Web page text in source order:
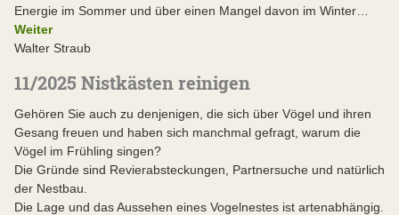
Energie im Sommer und über einen Mangel davon im Winter…
Weiter
Walter Straub
11/2025 Nistkästen reinigen
Gehören Sie auch zu denjenigen, die sich über Vögel und ihren
Gesang freuen und haben sich manchmal gefragt, warum die
Vögel im Frühling singen?
Die Gründe sind Revierabsteckungen, Partnersuche und natürlich
der Nestbau.
Die Lage und das Aussehen eines Vogelnestes ist artenabhängig.